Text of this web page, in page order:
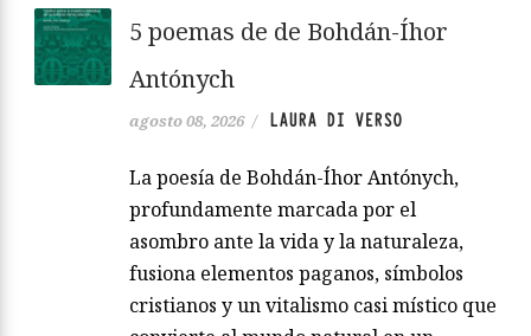
5 poemas de de Bohdán-Íhor
Antónych
agosto 08, 2026 / LAURA DI VERSO
La poesía de Bohdán-Íhor Antónych,
profundamente marcada por el
asombro ante la vida y la naturaleza,
fusiona elementos paganos, símbolos
cristianos y un vitalismo casi místico que